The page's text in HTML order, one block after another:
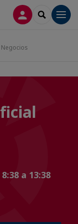
CONECTARSE
SEARCH
a 13:38